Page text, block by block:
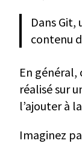
Dans
contenu
En général,
réalisé sur
l’ajouter à
Imaginez